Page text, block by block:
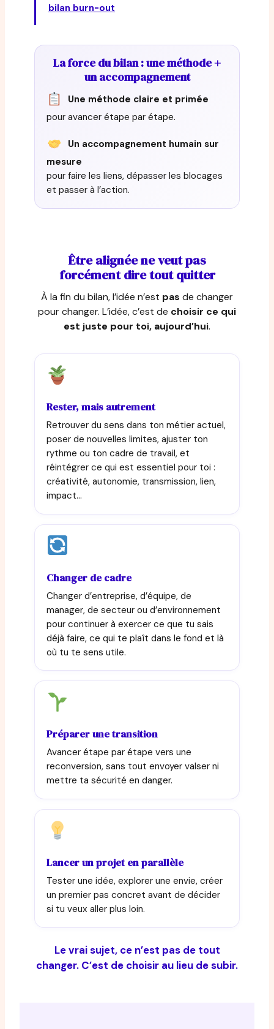
bilan burn-out
La force du bilan : une méthode +
un accompagnement
Une méthode claire et primée
pour avancer étape par étape.
Un accompagnement humain sur
mesure
pour faire les liens, dépasser les blocages
et passer à l’action.
Être alignée ne veut pas
forcément dire tout quitter
À la fin du bilan, l’idée n’est pas de changer
pour changer. L’idée, c’est de choisir ce qui
est juste pour toi, aujourd’hui.
Rester, mais autrement
Retrouver du sens dans ton métier actuel,
poser de nouvelles limites, ajuster ton
rythme ou ton cadre de travail, et
réintégrer ce qui est essentiel pour toi :
créativité, autonomie, transmission, lien,
impact…
Changer de cadre
Changer d’entreprise, d’équipe, de
manager, de secteur ou d’environnement
pour continuer à exercer ce que tu sais
déjà faire, ce qui te plaît dans le fond et là
où tu te sens utile.
Préparer une transition
Avancer étape par étape vers une
reconversion, sans tout envoyer valser ni
mettre ta sécurité en danger.
Lancer un projet en parallèle
Tester une idée, explorer une envie, créer
un premier pas concret avant de décider
si tu veux aller plus loin.
Le vrai sujet, ce n’est pas de tout
changer. C’est de choisir au lieu de subir.